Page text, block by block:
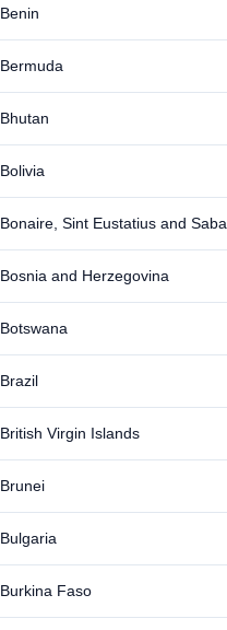
Benin
Bermuda
Bhutan
Bolivia
Bonaire, Sint Eustatius and Saba
Bosnia and Herzegovina
Botswana
Brazil
British Virgin Islands
Brunei
Bulgaria
Burkina Faso